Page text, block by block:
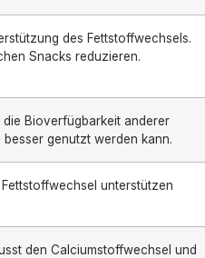
des Fettstoffwechsels.
Snacks reduzieren.
Bioverfügbarkeit anderer
genutzt werden kann.
unterstützen
den Calciumstoffwechsel und